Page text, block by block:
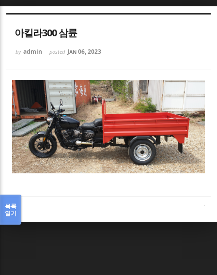
아킬라300 삼륜
by admin posted Jan 06, 2023
목록
열기
Sketchbook5, 스케치북5
Sketchbook5, 스케치북5